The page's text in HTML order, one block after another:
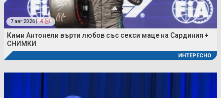
7 авг 2026 | 4
Кими Антонели върти любов със секси маце на Сардиния +
СНИМКИ
ИНТЕРЕСНО